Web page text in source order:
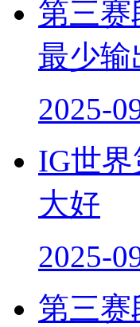
第三赛
最少输
2025-
IG世
大好
2025-
第三